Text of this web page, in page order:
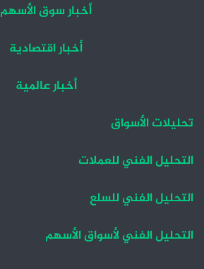
أخبار سوق الأسهم
أخبار اقتصادية
أخبار عالمية
تحليلات الأسواق
التحليل الفني للعملات
التحليل الفني للسلع
التحليل الفني لأسواق الأسهم